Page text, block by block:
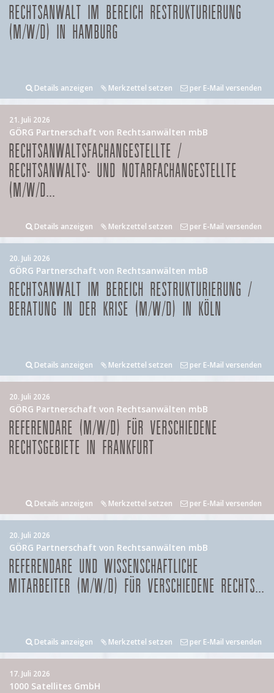
RECHTSANWALT IM BEREICH RESTRUKTURIERUNG
(M/W/D) IN HAMBURG
Details anzeigen Merkzettel setzen per E-Mail versenden
21. Juli 2026
GÖRG Partnerschaft von Rechtsanwälten mbB
RECHTSANWALTSFACHANGESTELLTE /
RECHTSANWALTS- UND NOTARFACHANGESTELLTE
(M/W/D...
Details anzeigen Merkzettel setzen per E-Mail versenden
20. Juli 2026
GÖRG Partnerschaft von Rechtsanwälten mbB
RECHTSANWALT IM BEREICH RESTRUKTURIERUNG /
BERATUNG IN DER KRISE (M/W/D) IN KÖLN
Details anzeigen Merkzettel setzen per E-Mail versenden
20. Juli 2026
GÖRG Partnerschaft von Rechtsanwälten mbB
REFERENDARE (M/W/D) FÜR VERSCHIEDENE
RECHTSGEBIETE IN FRANKFURT
Details anzeigen Merkzettel setzen per E-Mail versenden
20. Juli 2026
GÖRG Partnerschaft von Rechtsanwälten mbB
REFERENDARE UND WISSENSCHAFTLICHE
MITARBEITER (M/W/D) FÜR VERSCHIEDENE RECHTS...
Details anzeigen Merkzettel setzen per E-Mail versenden
17. Juli 2026
1000 Satellites GmbH